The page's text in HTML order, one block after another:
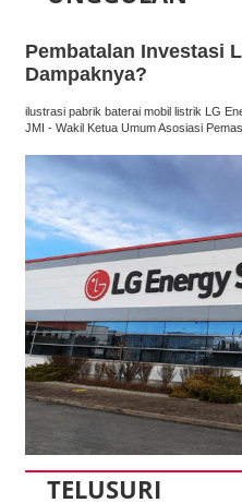
Pembatalan Investasi
Dampaknya?
ilustrasi pabrik baterai mobil listrik LG
JMI - Wakil Ketua Umum Asosiasi
TELUSURI